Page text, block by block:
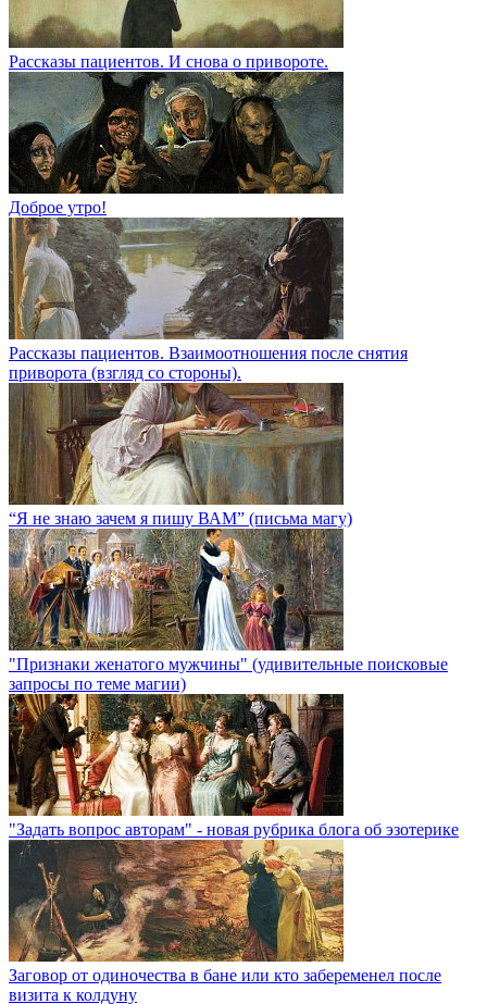
Рассказы пациентов. И снова о привороте.
Доброе утро!
Рассказы пациентов. Взаимоотношения после снятия
приворота (взгляд со стороны).
“Я не знаю зачем я пишу ВАМ” (письма магу)
"Признаки женатого мужчины" (удивительные поисковые
запросы по теме магии)
"Задать вопрос авторам" - новая рубрика блога об эзотерике
Заговор от одиночества в бане или кто забеременел после
визита к колдуну